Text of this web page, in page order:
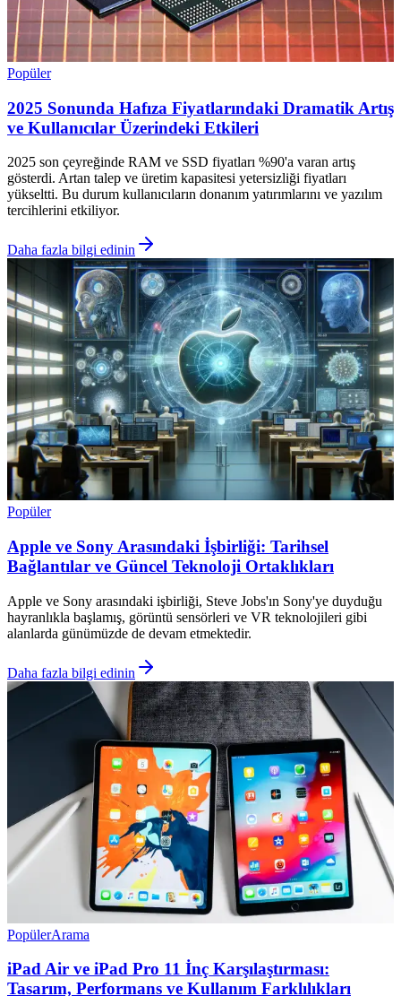
Popüler
2025 Sonunda Hafıza Fiyatlarındaki Dramatik Artış
ve Kullanıcılar Üzerindeki Etkileri
2025 son çeyreğinde RAM ve SSD fiyatları %90'a varan artış
gösterdi. Artan talep ve üretim kapasitesi yetersizliği fiyatları
yükseltti. Bu durum kullanıcıların donanım yatırımlarını ve yazılım
tercihlerini etkiliyor.
Daha fazla bilgi edinin
Popüler
Apple ve Sony Arasındaki İşbirliği: Tarihsel
Bağlantılar ve Güncel Teknoloji Ortaklıkları
Apple ve Sony arasındaki işbirliği, Steve Jobs'ın Sony'ye duyduğu
hayranlıkla başlamış, görüntü sensörleri ve VR teknolojileri gibi
alanlarda günümüzde de devam etmektedir.
Daha fazla bilgi edinin
PopülerArama
iPad Air ve iPad Pro 11 İnç Karşılaştırması:
Tasarım, Performans ve Kullanım Farklılıkları